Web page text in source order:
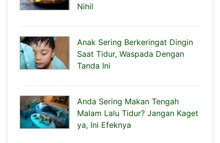
Nihil
Anak Sering Berkeringat Dingin
Saat Tidur, Waspada Dengan
Tanda Ini
Anda Sering Makan Tengah
Malam Lalu Tidur? Jangan Kaget
ya, Ini Efeknya